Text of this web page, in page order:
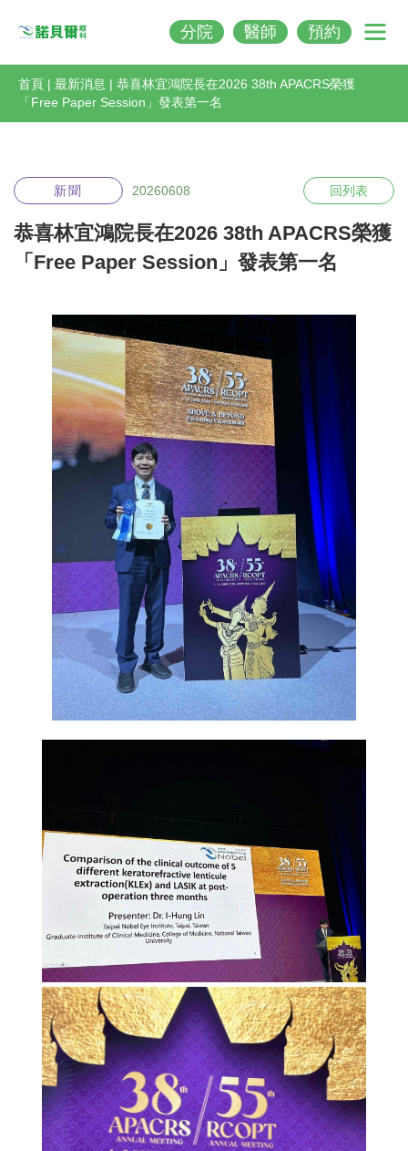
分院 醫師 預約
首頁 | 最新消息 | 恭喜林宜鴻院長在2026 38th APACRS榮獲
「Free Paper Session」發表第一名
新聞 20260608 回列表
恭喜林宜鴻院長在2026 38th APACRS榮獲
「Free Paper Session」發表第一名